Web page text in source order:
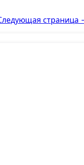
страница